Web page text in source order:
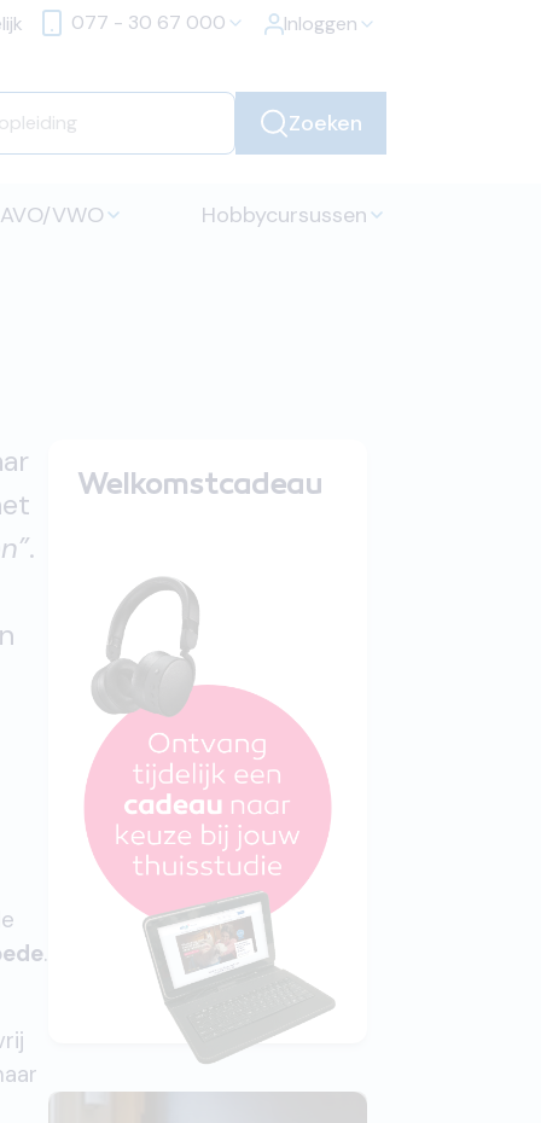
077 - 30 67 000 Inloggen
Zoeken
VWO Hobbycursussen
.
.
Welkomstcadeau